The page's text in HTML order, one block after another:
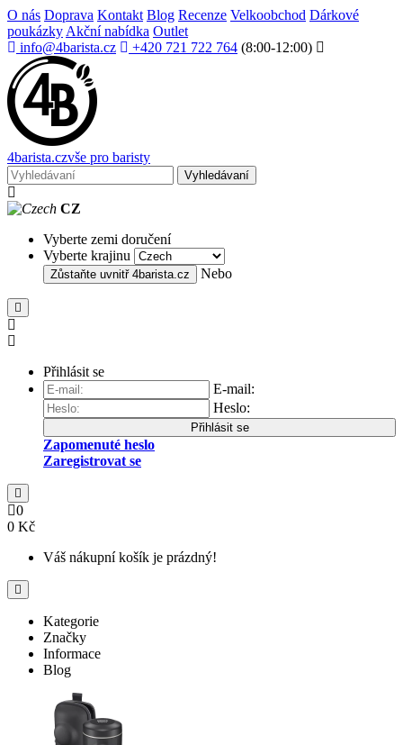
O nás Doprava Kontakt Blog Recenze Velkoobchod Dárkové
poukázky Akční nabídka Outlet
info@4barista.cz
+420 721 722 764 (8:00-12:00)
4barista.czvše pro baristy
Vyhledávaní
CZ
Vyberte zemi doručení
Vyberte krajinu
Zůstaňte uvnitř 4barista.cz Nebo
Přihlásit se
E-mail:
Heslo:
Přihlásit se
Zapomenuté heslo
Zaregistrovat se
0
0 Kč
Váš nákupní košík je prázdný!
Kategorie
Značky
Informace
Blog